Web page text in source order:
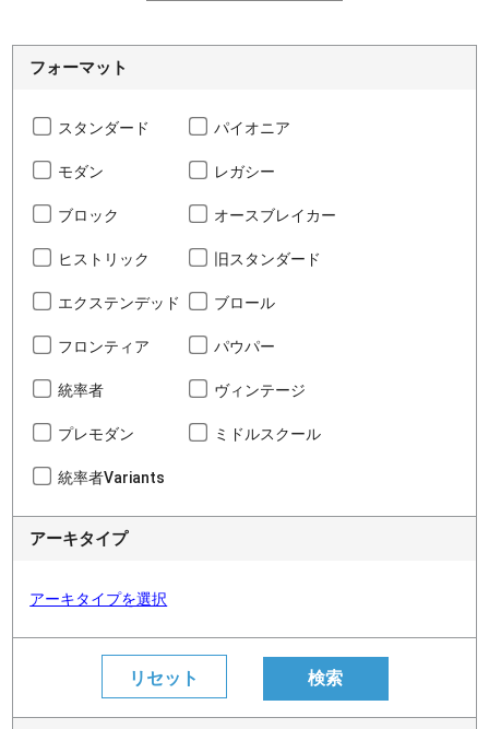
フォーマット
スタンダード パイオニア
モダン レガシー
ブロック オースブレイカー
ヒストリック 旧スタンダード
エクステンデッド ブロール
フロンティア パウパー
統率者 ヴィンテージ
プレモダン ミドルスクール
統率者Variants
アーキタイプ
アーキタイプを選択